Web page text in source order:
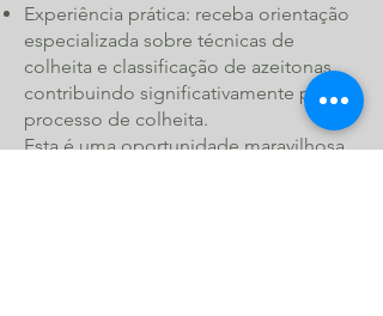
Experiência prática: receba orientação
especializada sobre técnicas de
colheita e classificação de azeitonas,
contribuindo significativamente para o
processo de colheita.
Esta é uma oportunidade maravilhosa